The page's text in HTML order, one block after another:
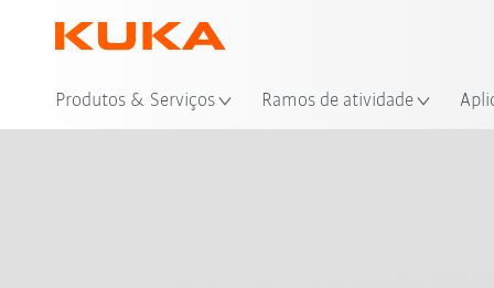
Produtos & Serviços Ramos de atividade